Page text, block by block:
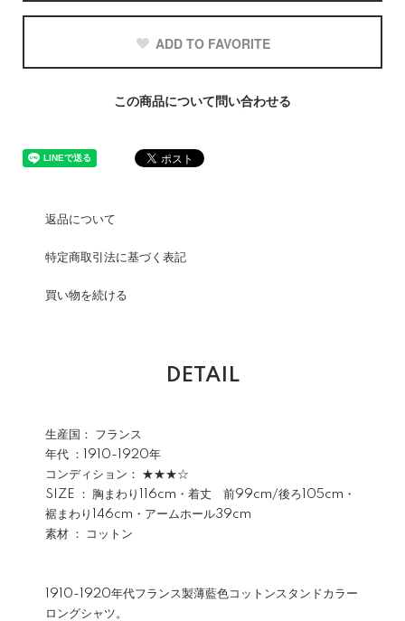
ADD TO FAVORITE
この商品について問い合わせる
返品について
特定商取引法に基づく表記
買い物を続ける
DETAIL
生産国： フランス
年代 ：1910-1920年
コンディション： ★★★☆
SIZE ： 胸まわり116cm・着丈 前99cm/後ろ105cm・
裾まわり146cm・アームホール39cm
素材 ： コットン
1910-1920年代フランス製薄藍色コットンスタンドカラー
ロングシャツ。